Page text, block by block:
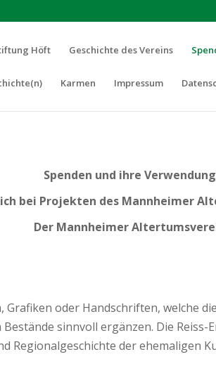
Höft Geschichte des Vereins
Karmen Impressum
Spenden und ihre Verwendung
bei Projekten des Mannheimer
Der Mannheimer
Grafiken oder Handschriften, welche
sinnvoll ergänzen. Die
Regionalgeschichte der ehemaligen